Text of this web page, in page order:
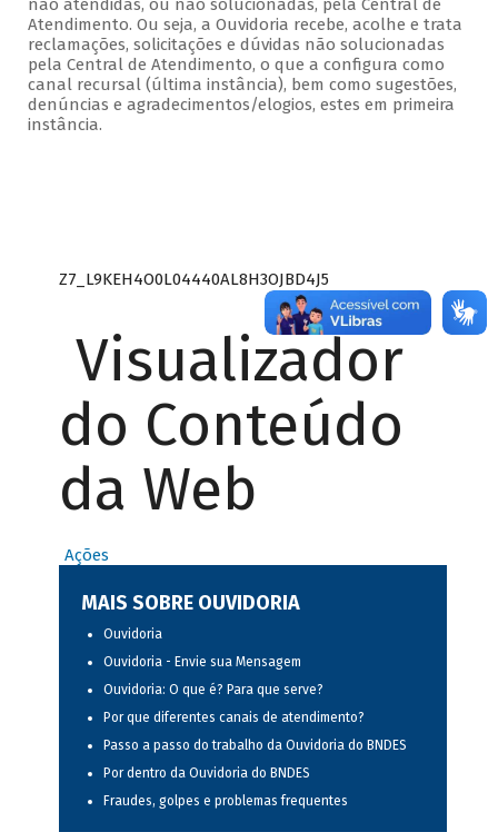
não atendidas, ou não solucionadas, pela Central de
Atendimento. Ou seja, a Ouvidoria recebe, acolhe e trata
reclamações, solicitações e dúvidas não solucionadas
pela Central de Atendimento, o que a configura como
canal recursal (última instância), bem como sugestões,
denúncias e agradecimentos/elogios, estes em primeira
instância.
Z7_L9KEH4O0L04440AL8H3OJBD4J5
Visualizador
do Conteúdo
da Web
Ações
MAIS SOBRE OUVIDORIA
Ouvidoria
Ouvidoria - Envie sua Mensagem
Ouvidoria: O que é? Para que serve?
Por que diferentes canais de atendimento?
Passo a passo do trabalho da Ouvidoria do BNDES
Por dentro da Ouvidoria do BNDES
Fraudes, golpes e problemas frequentes